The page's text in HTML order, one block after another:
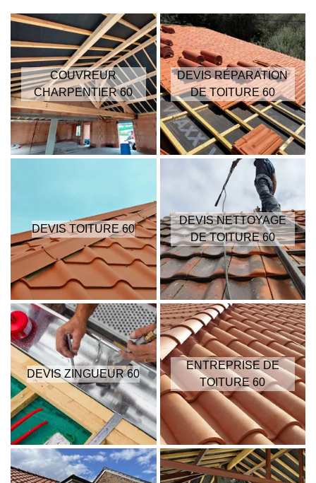
COUVREUR
CHARPENTIER 60
DEVIS RÉPARATION
DE TOITURE 60
DEVIS TOITURE 60
DEVIS NETTOYAGE
DE TOITURE 60
DEVIS ZINGUEUR 60
ENTREPRISE DE
TOITURE 60